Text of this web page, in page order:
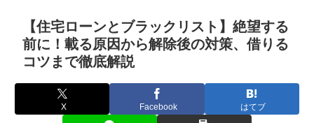
【住宅ローンとブラックリスト】絶望する
前に！載る原因から解除後の対策、借りる
コツまで徹底解説
X Facebook はてブ